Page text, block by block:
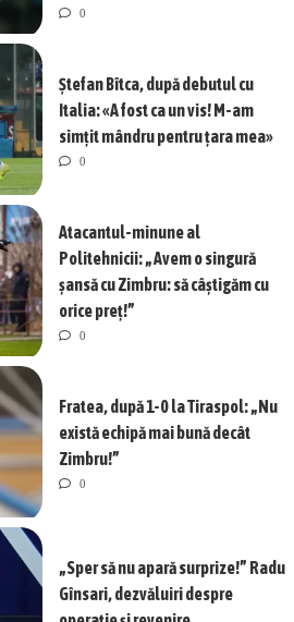
0
Ștefan Bîtca, după debutul cu
Italia: «A fost ca un vis! M-am
simțit mândru pentru țara mea»
0
Atacantul-minune al
Politehnicii: „Avem o singură
șansă cu Zimbru: să câștigăm cu
orice preț!”
0
Fratea, după 1-0 la Tiraspol: „Nu
există echipă mai bună decât
Zimbru!”
0
„Sper să nu apară surprize!” Radu
Gînsari, dezvăluiri despre